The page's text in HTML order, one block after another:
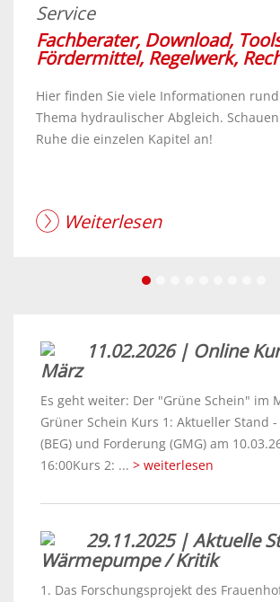
Service
Fachberater, Download,
Fördermittel, Regelwerk,
Hier finden Sie viele Informationen
Thema hydraulischer Abgleich.
Ruhe die einzelen Kapitel an!
Weiterlesen
11.02.2026 | Online
März
Es geht weiter: Der "Grüne Schein" im
Grüner Schein Kurs 1: Aktueller Stand
(BEG) und Forderung (GMG) am
16:00Kurs 2: ... > weiterlesen
29.11.2025 | Aktuelle
Wärmepumpe / Kritik
1. Das Forschungsprojekt des